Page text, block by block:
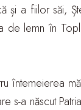
și a fiilor săi,
de lemn în
întemeierea
s-a născut